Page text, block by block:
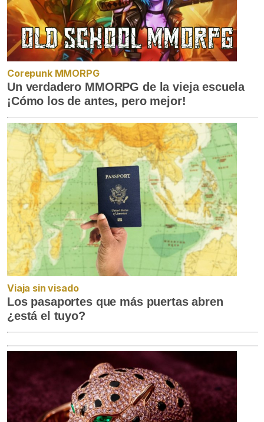
Corepunk MMORPG
Un verdadero MMORPG de la vieja escuela
¡Cómo los de antes, pero mejor!
Viaja sin visado
Los pasaportes que más puertas abren
¿está el tuyo?